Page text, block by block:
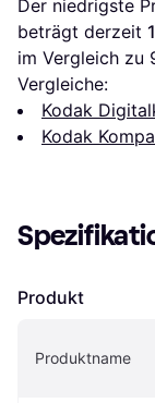
Der niedrigste
beträgt derzeit
im Vergleich zu
Vergleiche:
Kodak
Kodak
Produkt
Produktname